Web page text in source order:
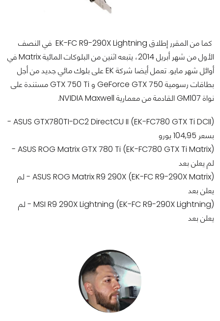
كما من المقرر إطلاق EK-FC R9-290X Lightning في النصف
الأول من شهر أبريل 2014، يتبعه اثنين من البلوكات المائية Matrix في
أوائل شهر مايو. تعمل أيضا شركة EK على بلوك مائي جديد من أجل
بطاقات رسومية GeForce GTX 750 و GTX 750 Ti مستندة على
نواة GM107 القادمة من معمارية NVIDIA Maxwell.
ASUS GTX780TI-DC2 DirectCU II (EK-FC780 GTX Ti DCII) -
بسعر 104,95 يورو
ASUS ROG Matrix GTX 780 Ti (EK-FC780 GTX Ti Matrix) -
لم يعلن بعد
ASUS ROG Matrix R9 290X (EK-FC R9-290X Matrix) - لم
يعلن بعد
MSI R9 290X Lightning (EK-FC R9-290X Lightning) - لم
يعلن بعد